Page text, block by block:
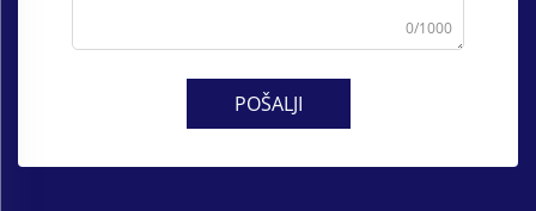
0/1000
POŠALJI